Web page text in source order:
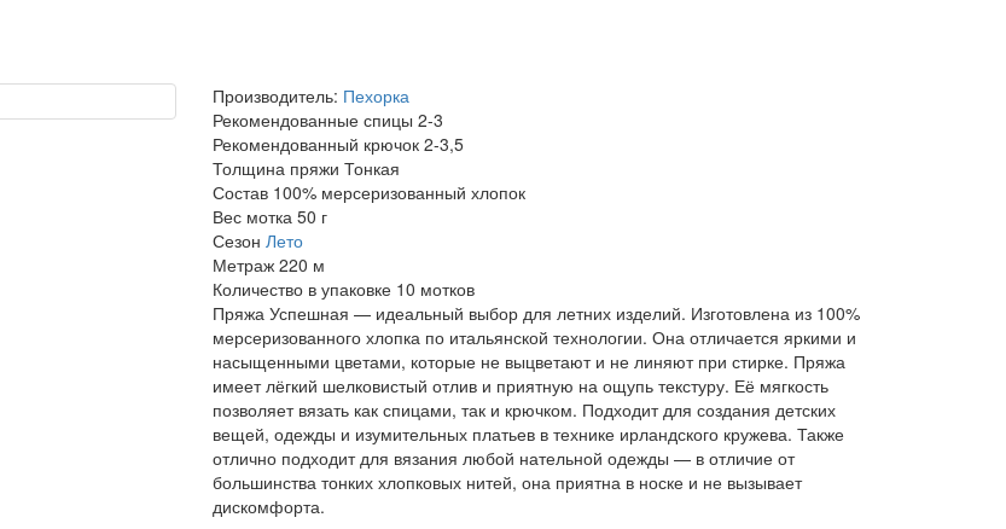
Производитель: Пехорка
Рекомендованные спицы 2-3
Рекомендованный крючок 2-3,5
Толщина пряжи Тонкая
Состав 100% мерсеризованный хлопок
Вес мотка 50 г
Сезон Лето
Метраж 220 м
Количество в упаковке 10 мотков
Пряжа Успешная — идеальный выбор для летних изделий. Изготовлена из 100%
мерсеризованного хлопка по итальянской технологии. Она отличается яркими и
насыщенными цветами, которые не выцветают и не линяют при стирке. Пряжа
имеет лёгкий шелковистый отлив и приятную на ощупь текстуру. Её мягкость
позволяет вязать как спицами, так и крючком. Подходит для создания детских
вещей, одежды и изумительных платьев в технике ирландского кружева. Также
отлично подходит для вязания любой нательной одежды — в отличие от
большинства тонких хлопковых нитей, она приятна в носке и не вызывает
дискомфорта.